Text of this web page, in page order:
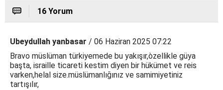
16 Yorum
Ubeydullah yanbasar / 06 Haziran 2025 07:22
Bravo müslüman türkiyemede bu yakışır,òzellikle güya
başta, israille ticareti kestim diyen bir hükümet ve reis
varken,helal size.müslümanlığınız ve samimiyetiniz
tartışılır,